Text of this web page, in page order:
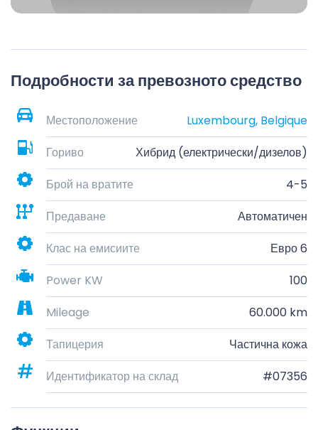
Подробности за превозното средство
Местоположение
Luxembourg, Belgique
Гориво
Хибрид (електрически/дизелов)
Брой на вратите
4-5
Предаване
Автоматичен
Клас на емисиите
Евро 6
Power KW
100
Mileage
60.000 km
Тапицерия
Частична кожа
Идентификатор на склад
#07356